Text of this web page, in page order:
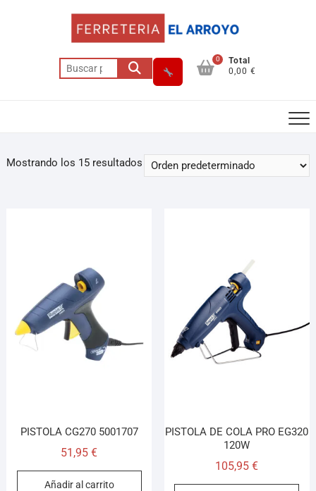
0
Total
0,00 €
Mostrando los 15 resultados
PISTOLA CG270 5001707
51,95€
Añadir al carrito
PISTOLA DE COLA PRO EG320
120W
105,95€
Llamar (cerrado) Cómo llegar